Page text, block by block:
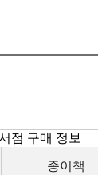
점 구매 정보
종이책